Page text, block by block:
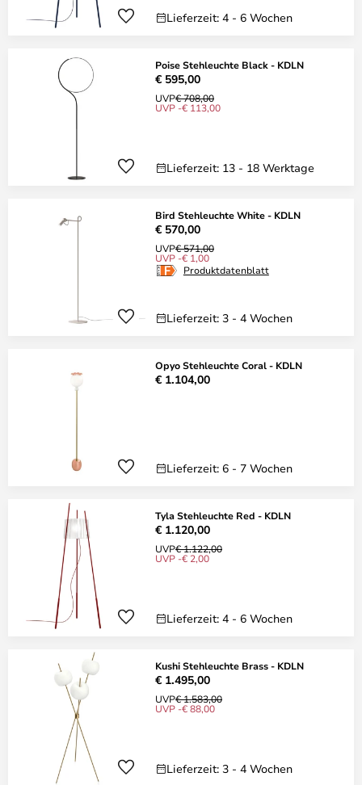
Lieferzeit: 4 - 6 Wochen
Poise Stehleuchte Black - KDLN
€ 595,00
UVP€ 708,00
UVP -€ 113,00
Lieferzeit: 13 - 18 Werktage
Bird Stehleuchte White - KDLN
€ 570,00
UVP€ 571,00
UVP -€ 1,00
Produktdatenblatt
Lieferzeit: 3 - 4 Wochen
Opyo Stehleuchte Coral - KDLN
€ 1.104,00
Lieferzeit: 6 - 7 Wochen
Tyla Stehleuchte Red - KDLN
€ 1.120,00
UVP€ 1.122,00
UVP -€ 2,00
Lieferzeit: 4 - 6 Wochen
Kushi Stehleuchte Brass - KDLN
€ 1.495,00
UVP€ 1.583,00
UVP -€ 88,00
Lieferzeit: 3 - 4 Wochen